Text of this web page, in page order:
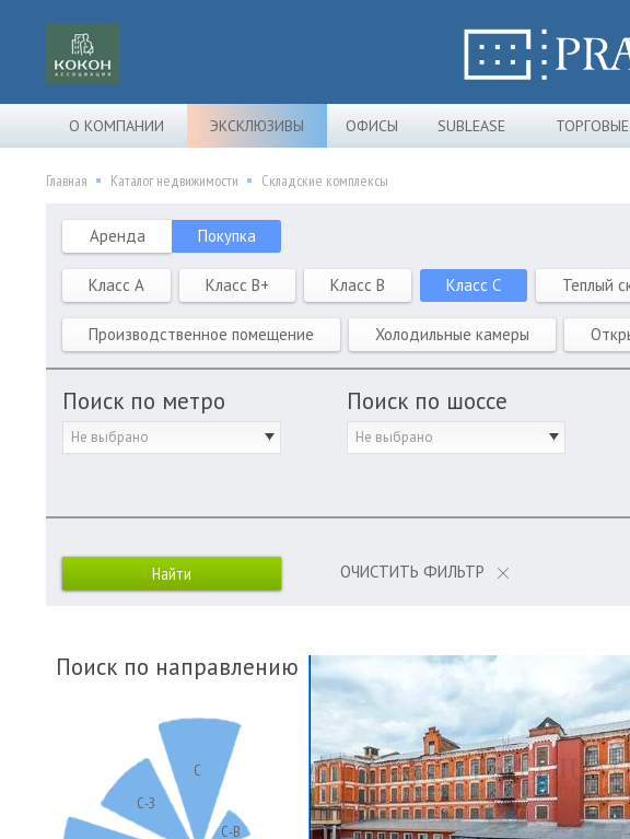
О КОМПАНИИ ЭКСКЛЮЗИВЫ ОФИСЫ SUBLEASE
Главная Каталог недвижимости Складские комплексы
Аренда Покупка
Класс A Класс B+ Класс B Класс C Теплый
Производственное помещение Холодильные камеры
Поиск по метро
Не выбрано
Поиск по шоссе
Не выбрано
ОЧИСТИТЬ ФИЛЬТР
Поиск по направлению
С
С-В
С-З